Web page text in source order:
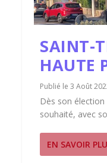
SAINT-
HAUTE
3 Août
Dès son
souhaité, avec
EN SAVOIR